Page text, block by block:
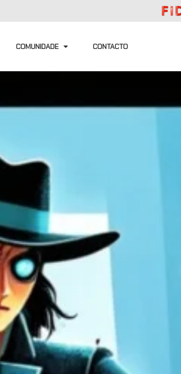
COMUNIDADE CONTACTO